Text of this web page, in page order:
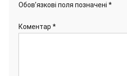
Обов’язкові поля позначені *
Коментар *